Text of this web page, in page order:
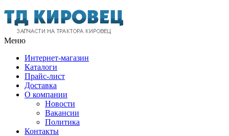
Меню
Интернет-магазин
Каталоги
Прайс-лист
Доставка
О компании
Новости
Вакансии
Политика
Контакты